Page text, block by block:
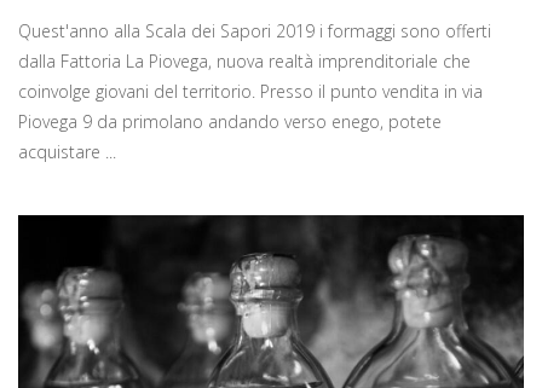
Quest'anno alla Scala dei Sapori 2019 i formaggi sono offerti
dalla Fattoria La Piovega, nuova realtà imprenditoriale che
coinvolge giovani del territorio. Presso il punto vendita in via
Piovega 9 da primolano andando verso enego, potete
acquistare ...